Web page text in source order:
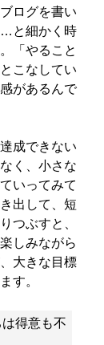
ログを書い
と細かく時
「やること
こなしてい
があるんで
成できない
く、小さな
いってみて
出して、短
つぶすと、
しみながら
大きな目標
す。
得意も不